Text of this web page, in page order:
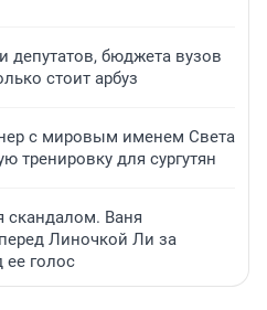
депутатов, бюджета вузов
стоит арбуз
с мировым именем Света
тренировку для сургутян
скандалом. Ваня
Линочкой Ли за
ее голос